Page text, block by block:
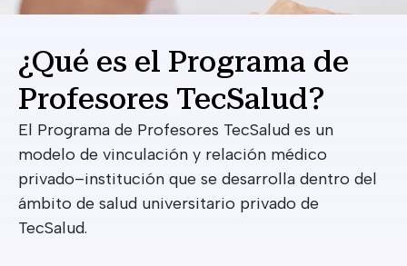
¿Qué es el Programa de
Profesores TecSalud?
El Programa de Profesores TecSalud es un
modelo de vinculación y relación médico
privado–institución que se desarrolla dentro del
ámbito de salud universitario privado de
TecSalud.